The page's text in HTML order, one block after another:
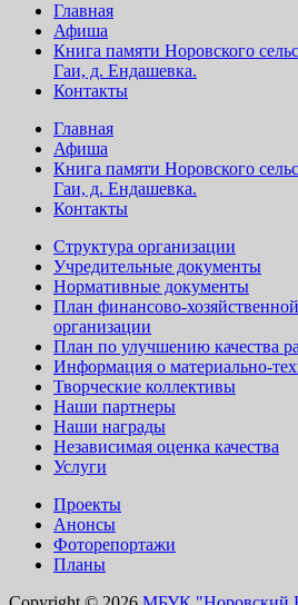
Главная
Афиша
Книга памяти Норовского
Гаи, д. Ендашевка.
Контакты
Главная
Афиша
Книга памяти Норовского
Гаи, д. Ендашевка.
Контакты
Структура организации
Учредительные документы
Нормативные документы
План финансово-
организации
План по улучшению качества
Информация о материально-
Творческие коллективы
Наши партнеры
Наши награды
Независимая оценка качества
Услуги
Проекты
Анонсы
Фоторепортажи
Планы